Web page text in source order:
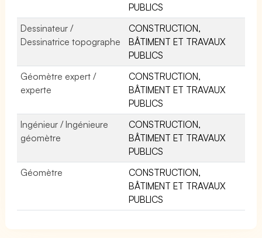
PUBLICS
Dessinateur /
Dessinatrice topographe
CONSTRUCTION,
BÂTIMENT ET TRAVAUX
PUBLICS
Géomètre expert /
experte
CONSTRUCTION,
BÂTIMENT ET TRAVAUX
PUBLICS
Ingénieur / Ingénieure
géomètre
CONSTRUCTION,
BÂTIMENT ET TRAVAUX
PUBLICS
Géomètre
CONSTRUCTION,
BÂTIMENT ET TRAVAUX
PUBLICS